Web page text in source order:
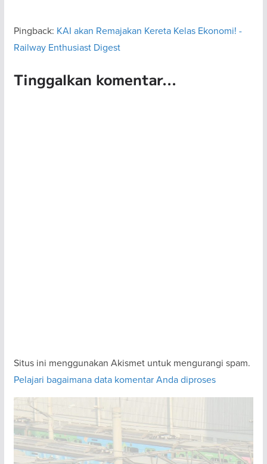
Pingback: KAI akan Remajakan Kereta Kelas Ekonomi! -
Railway Enthusiast Digest
Tinggalkan komentar...
Situs ini menggunakan Akismet untuk mengurangi spam.
Pelajari bagaimana data komentar Anda diproses